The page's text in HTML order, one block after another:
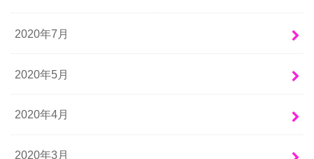
2020年7月
2020年5月
2020年4月
2020年3月